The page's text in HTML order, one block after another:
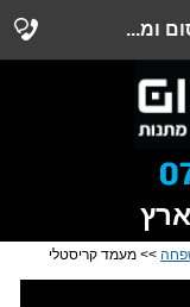
>> מעמד קריסטלי